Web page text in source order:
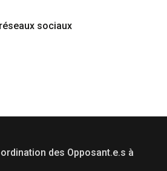
sociaux
des Opposant.e.s à